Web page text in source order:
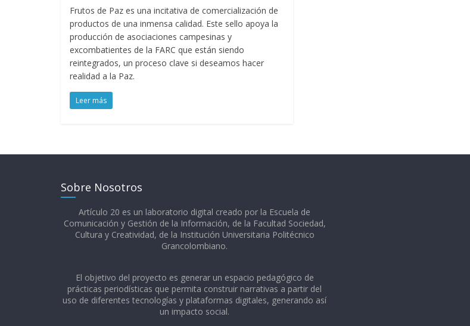
Frutos de Paz es una incitativa de comercialización de
productos de una inmensa calidad. Este sello apoya la
producción de asociaciones campesinas y
excombatientes de la FARC que están siendo
reintegrados, un proceso clave si deseamos hacer
realidad a la Paz.
Leer más
Sobre Nosotros
Artículo 20 es un laboratorio digital creado por la Escuela de
Comunicación y Gestión de la Información, de la Facultad Sociedad,
Cultura y Creatividad, de la Institución Universitaria Politécnico
Grancolombiano.​
El objetivo del proyecto es generar un espacio pedagógico de
prácticas periodísticas que permita construir narrativas a partir del
uso de diferentes tecnologías y plataformas digitales, generando así
un impacto social.